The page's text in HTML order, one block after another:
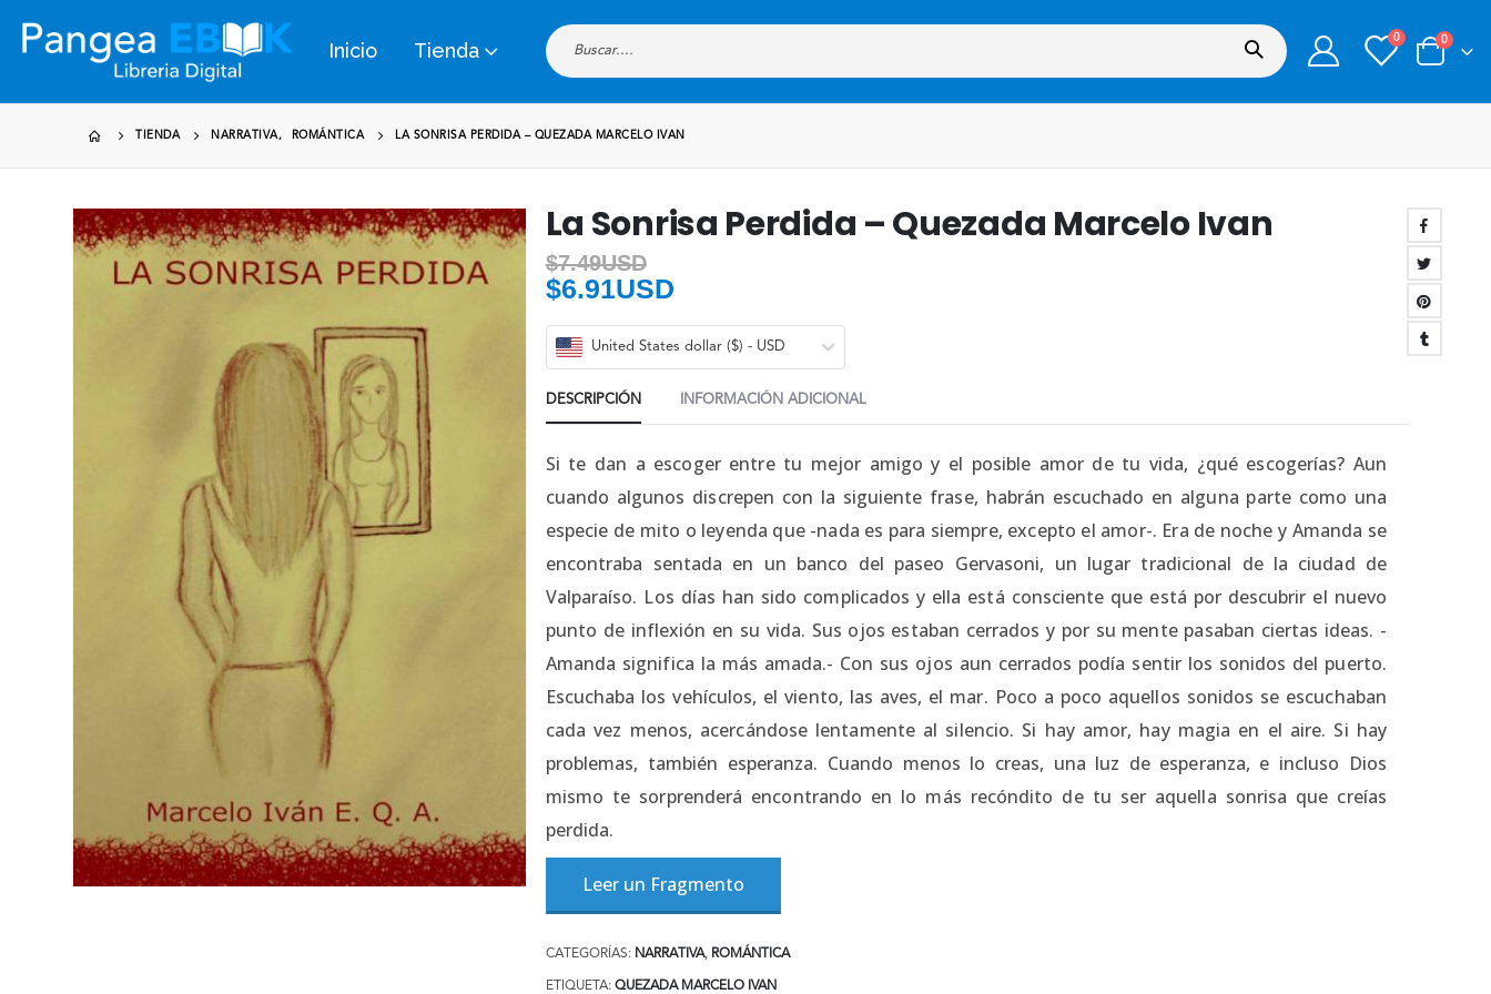
Inicio Tienda
0 0
TIENDA NARRATIVA , ROMÁNTICA LA SONRISA PERDIDA – QUEZADA MARCELO IVAN
La Sonrisa Perdida – Quezada Marcelo Ivan
$7.49USD
$6.91USD
United States dollar ($) - USD
DESCRIPCIÓN INFORMACIÓN ADICIONAL
Si te dan a escoger entre tu mejor amigo y el posible amor de tu vida, ¿qué escogerías? Aun
cuando algunos discrepen con la siguiente frase, habrán escuchado en alguna parte como una
especie de mito o leyenda que -nada es para siempre, excepto el amor-. Era de noche y Amanda se
encontraba sentada en un banco del paseo Gervasoni, un lugar tradicional de la ciudad de
Valparaíso. Los días han sido complicados y ella está consciente que está por descubrir el nuevo
punto de inflexión en su vida. Sus ojos estaban cerrados y por su mente pasaban ciertas ideas. -
Amanda significa la más amada.- Con sus ojos aun cerrados podía sentir los sonidos del puerto.
Escuchaba los vehículos, el viento, las aves, el mar. Poco a poco aquellos sonidos se escuchaban
cada vez menos, acercándose lentamente al silencio. Si hay amor, hay magia en el aire. Si hay
problemas, también esperanza. Cuando menos lo creas, una luz de esperanza, e incluso Dios
mismo te sorprenderá encontrando en lo más recóndito de tu ser aquella sonrisa que creías
perdida.
Leer un Fragmento
CATEGORÍAS: NARRATIVA, ROMÁNTICA
ETIQUETA: QUEZADA MARCELO IVAN